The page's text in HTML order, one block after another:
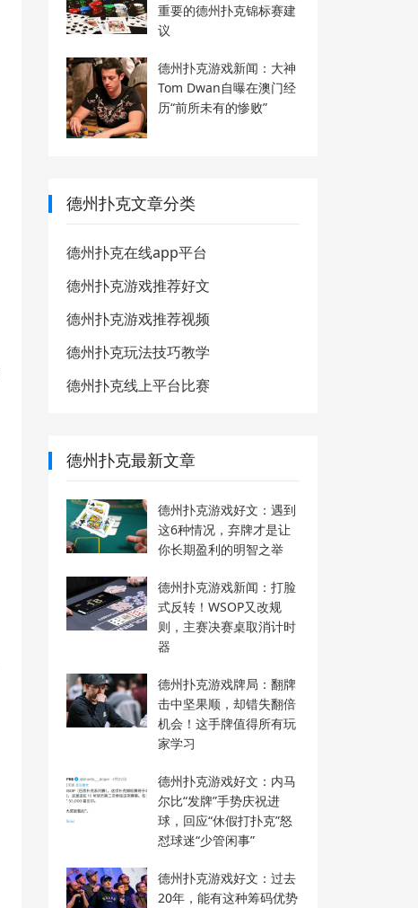
重要的德州扑克锦标赛建
议
德州扑克游戏新闻：大神
Tom Dwan自曝在澳门经
历“前所未有的惨败”
德州扑克文章分类
德州扑克在线app平台
德州扑克游戏推荐好文
德州扑克游戏推荐视频
德州扑克玩法技巧教学
德州扑克线上平台比赛
德州扑克最新文章
德州扑克游戏好文：遇到
这6种情况，弃牌才是让
你长期盈利的明智之举
德州扑克游戏新闻：打脸
式反转！WSOP又改规
则，主赛决赛桌取消计时
器
德州扑克游戏牌局：翻牌
击中坚果顺，却错失翻倍
机会！这手牌值得所有玩
家学习
德州扑克游戏好文：内马
尔比“发牌”手势庆祝进
球，回应“休假打扑克”怒
怼球迷“少管闲事”
德州扑克游戏好文：过去
20年，能有这种筹码优势